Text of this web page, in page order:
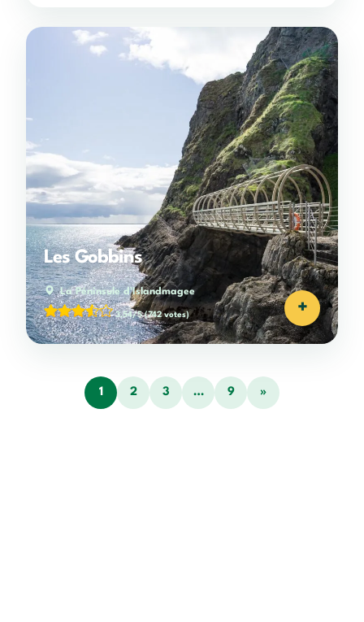
Les Gobbins
La Péninsule d'Islandmagee
3,54/5(742 votes) +
1 2 3 … 9 »